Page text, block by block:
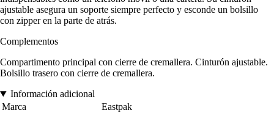
ajustable asegura un soporte siempre perfecto y esconde un bolsillo
con zipper en la parte de atrás.
Complementos
Compartimento principal con cierre de cremallera. Cinturón ajustable.
Bolsillo trasero con cierre de cremallera.
Información adicional
Marca
Eastpak